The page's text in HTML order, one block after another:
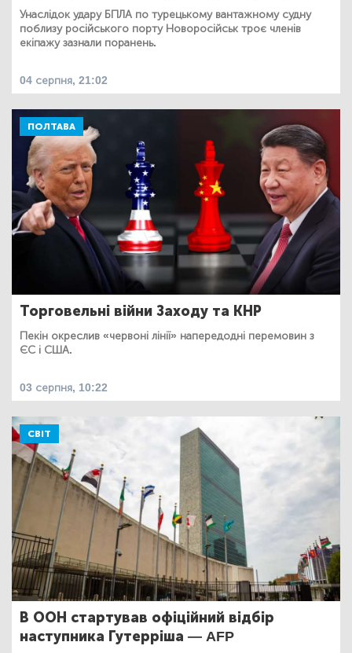
Унаслідок удару БПЛА по турецькому вантажному судну
поблизу російського порту Новоросійськ троє членів
екіпажу зазнали поранень.
04 серпня, 21:02
ПОЛТАВА
Торговельні війни Заходу та КНР
Пекін окреслив «червоні лінії» напередодні перемовин з
ЄС і США.
03 серпня, 10:22
СВІТ
В ООН стартував офіційний відбір
наступника Гутерріша — AFP